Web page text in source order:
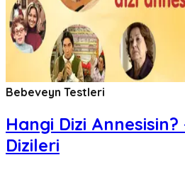
Bebeveyn Testleri
Hangi Dizi
Dizileri